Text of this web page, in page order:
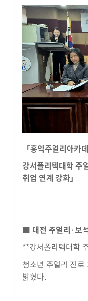
「홍익주얼리아카
강서폴리텍대학 주
취업 연계 강화」
■ 대전 주얼리·보
**강서폴리텍대학
청소년 주얼리 진
밝혔다.